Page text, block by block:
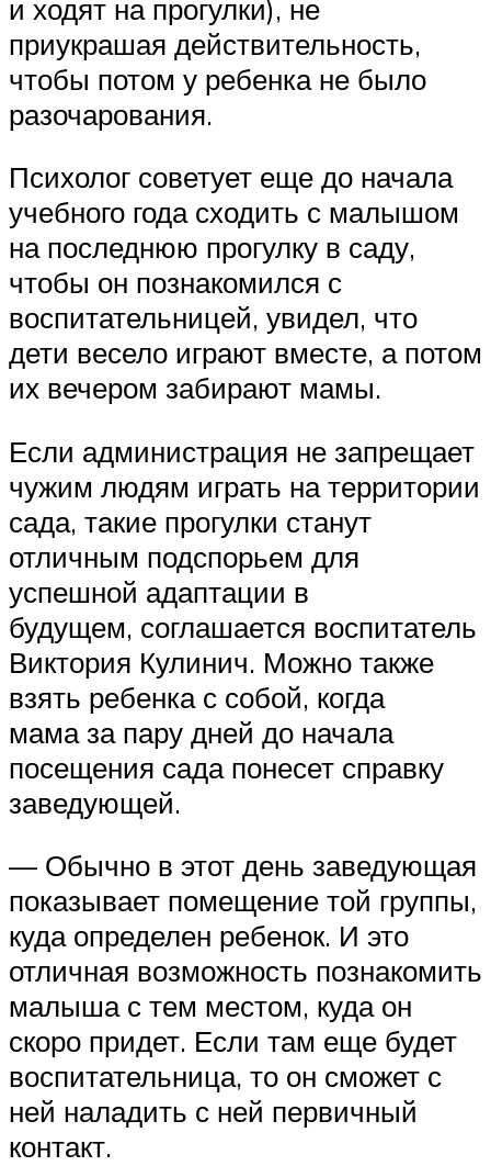
и ходят на прогулки), не
приукрашая действительность,
чтобы потом у ребенка не было
разочарования.
Психолог советует еще до начала
учебного года сходить с малышом
на последнюю прогулку в саду,
чтобы он познакомился с
воспитательницей, увидел, что
дети весело играют вместе, а потом
их вечером забирают мамы.
Если администрация не запрещает
чужим людям играть на территории
сада, такие прогулки станут
отличным подспорьем для
успешной адаптации в
будущем, соглашается воспитатель
Виктория Кулинич. Можно также
взять ребенка с собой, когда
мама за пару дней до начала
посещения сада понесет справку
заведующей.
— Обычно в этот день заведующая
показывает помещение той группы,
куда определен ребенок. И это
отличная возможность познакомить
малыша с тем местом, куда он
скоро придет. Если там еще будет
воспитательница, то он сможет с
ней наладить с ней первичный
контакт.